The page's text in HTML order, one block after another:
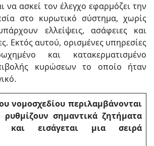
να ασκεί τον έλεγχο εφαρμόζει την
στο κυρωτικό σύστημα, χωρίς
ελλείψεις, ασάφειες και
Εκτός αυτού, ορισμένες υπηρεσίες
και κατακερματισμένο
κυρώσεων το οποίο ήταν
νομοσχεδίου περιλαμβάνονται
ρυθμίζουν σημαντικά ζητήματα
και εισάγεται μια σειρά